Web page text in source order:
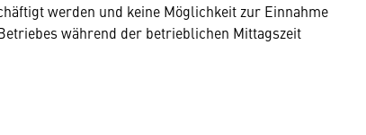
werden und keine Möglichkeit zur Einnahme
während der betrieblichen Mittagszeit